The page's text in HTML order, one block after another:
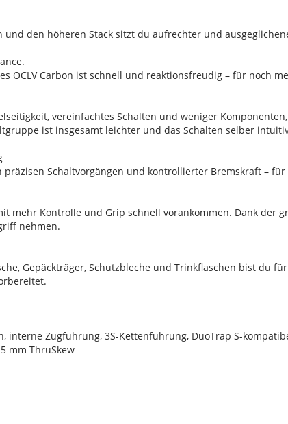
und den höheren Stack sitzt du aufrechter und
OCLV Carbon ist schnell und reaktionsfreudig – für noch
vereinfachtes Schalten und weniger
ist insgesamt leichter und das Schalten selber
präzisen Schaltvorgängen und kontrollierter Bremskraft –
mehr Kontrolle und Grip schnell vorankommen. Dank der
nehmen.
Gepäckträger, Schutzbleche und Trinkflaschen bist du
interne Zugführung, 3S-Kettenführung, DuoTrap S-
mm ThruSkew